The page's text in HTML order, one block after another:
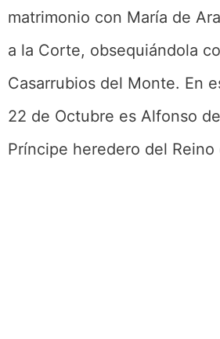
matrimonio con María de
a la Corte, obsequiándola
Casarrubios del Monte. En
22 de Octubre es Alfonso
Príncipe heredero del Reino